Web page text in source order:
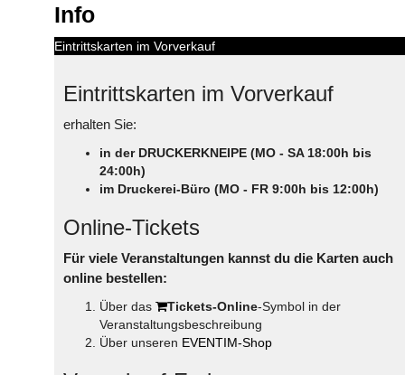
Info
Eintrittskarten im Vorverkauf
Eintrittskarten im Vorverkauf
erhalten Sie:
in der DRUCKERKNEIPE (MO - SA 18:00h bis
24:00h)
im Druckerei-Büro (MO - FR 9:00h bis 12:00h)
Online-Tickets
Für viele Veranstaltungen kannst du die Karten auch
online bestellen:
Über das Tickets-Online-Symbol in der
Veranstaltungsbeschreibung
Über unseren EVENTIM-Shop